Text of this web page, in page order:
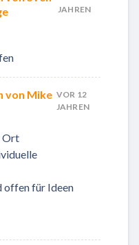
JAHREN
von Mike VOR 12
JAHREN
Ort
offen für Ideen